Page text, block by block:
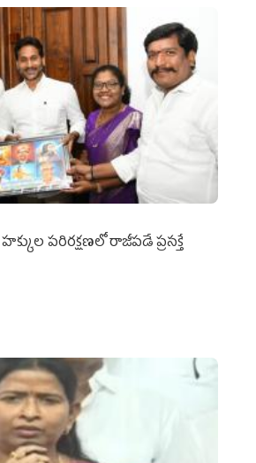
పరిరక్షణలో రాజీపడే ప్రసక్తే